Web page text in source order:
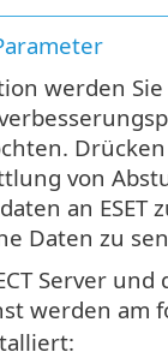
werden
Drücken
von
an ESET
Daten zu
Server und
werden am